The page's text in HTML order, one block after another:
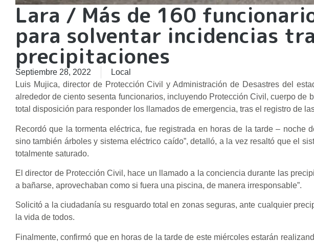
Lara / Más de 160
para solventar incidencias
precipitaciones
Septiembre 28, 2022
Local
Luis Mujica, director de Protección Civil y Administración de Desastres del
alrededor de ciento sesenta funcionarios, incluyendo Protección Civil, cuerpo de
total disposición para responder los llamados de emergencia, tras el registro de
Recordó que la tormenta eléctrica, fue registrada en horas de la tarde – noche
sino también árboles y sistema eléctrico caído”, detalló, a la vez resaltó que el
totalmente saturado.
El director de Protección Civil, hace un llamado a la conciencia durante las
a bañarse, aprovechaban como si fuera una piscina, de manera irresponsable”.
Solicitó a la ciudadanía su resguardo total en zonas seguras, ante cualquier
la vida de todos.
Finalmente, confirmó que en horas de la tarde de este miércoles estarán